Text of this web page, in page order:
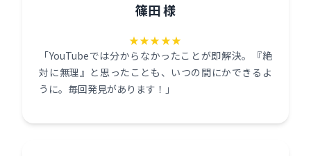
篠田 様
★★★★★
「YouTubeでは分からなかったことが即解決。『絶
対に無理』と思ったことも、いつの間にかできるよ
うに。毎回発見があります！」